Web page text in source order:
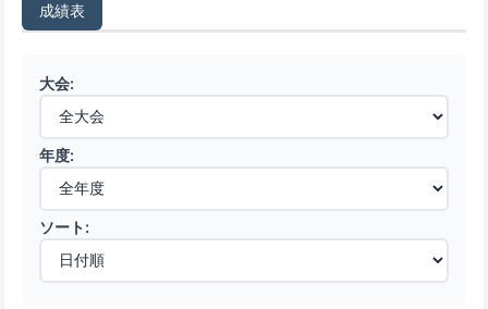
成績表
大会:
年度:
ソート: